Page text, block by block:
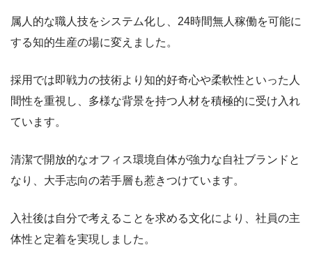
属人的な職人技をシステム化し、24時間無人稼働を可能に
する知的生産の場に変えました。
採用では即戦力の技術より知的好奇心や柔軟性といった人
間性を重視し、多様な背景を持つ人材を積極的に受け入れ
ています。
清潔で開放的なオフィス環境自体が強力な自社ブランドと
なり、大手志向の若手層も惹きつけています。
入社後は自分で考えることを求める文化により、社員の主
体性と定着を実現しました。